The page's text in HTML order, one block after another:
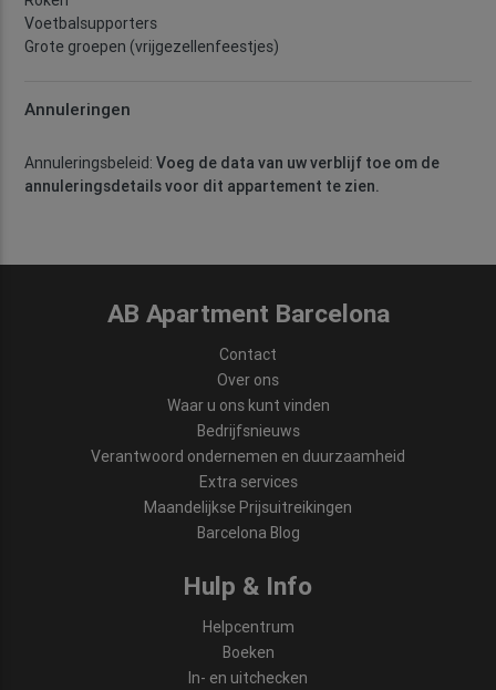
Voetbalsupporters
Grote groepen (vrijgezellenfeestjes)
Annuleringen
Annuleringsbeleid:Voeg de data van uw verblijf toe om de
annuleringsdetails voor dit appartement te zien.
AB Apartment Barcelona
Contact
Over ons
Waar u ons kunt vinden
Bedrijfsnieuws
Verantwoord ondernemen en duurzaamheid
Extra services
Maandelijkse Prijsuitreikingen
Barcelona Blog
Hulp & Info
Helpcentrum
Boeken
In- en uitchecken